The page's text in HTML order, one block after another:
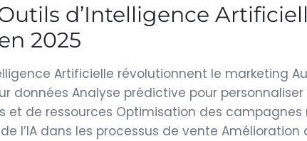
d’Intelligence
2025
Artificielle révolutionnent le marketing
données Analyse prédictive pour
et de ressources Optimisation des
l’IA dans les processus de vente Amélioration